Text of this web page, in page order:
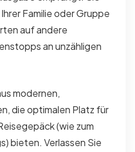
Familie oder Gruppe
auf andere
an unzähligen
modernen,
die optimalen Platz für
(wie zum
bieten. Verlassen Sie